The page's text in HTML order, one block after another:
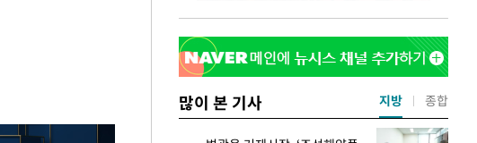
많이 본 기사 지방 종합